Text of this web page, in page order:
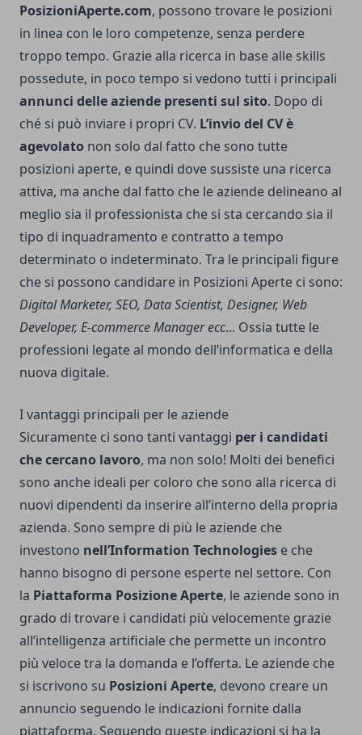
PosizioniAperte.com, possono trovare le posizioni
in linea con le loro competenze, senza perdere
troppo tempo. Grazie alla ricerca in base alle skills
possedute, in poco tempo si vedono tutti i principali
annunci delle aziende presenti sul sito. Dopo di
ché si può inviare i propri CV. L’invio del CV è
agevolato non solo dal fatto che sono tutte
posizioni aperte, e quindi dove sussiste una ricerca
attiva, ma anche dal fatto che le aziende delineano al
meglio sia il professionista che si sta cercando sia il
tipo di inquadramento e contratto a tempo
determinato o indeterminato. Tra le principali figure
che si possono candidare in Posizioni Aperte ci sono:
Digital Marketer, SEO, Data Scientist, Designer, Web
Developer, E-commerce Manager ecc... Ossia tutte le
professioni legate al mondo dell’informatica e della
nuova digitale.
I vantaggi principali per le aziende
Sicuramente ci sono tanti vantaggi per i candidati
che cercano lavoro, ma non solo! Molti dei benefici
sono anche ideali per coloro che sono alla ricerca di
nuovi dipendenti da inserire all’interno della propria
azienda. Sono sempre di più le aziende che
investono nell’Information Technologies e che
hanno bisogno di persone esperte nel settore. Con
la Piattaforma Posizione Aperte, le aziende sono in
grado di trovare i candidati più velocemente grazie
all’intelligenza artificiale che permette un incontro
più veloce tra la domanda e l’offerta. Le aziende che
si iscrivono su Posizioni Aperte, devono creare un
annuncio seguendo le indicazioni fornite dalla
piattaforma. Seguendo queste indicazioni si ha la